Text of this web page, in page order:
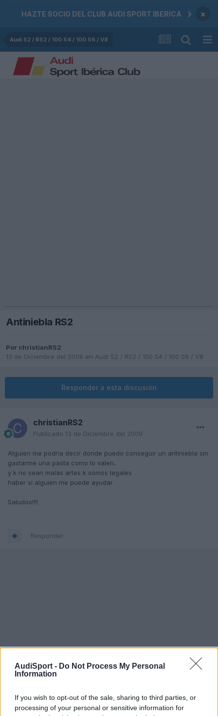
AudiSport - Do Not Process My Personal
Information
If you wish to opt-out of the sale, sharing to third parties, or
processing of your personal or sensitive information for
HAZTE SOCIO DEL CLUB AUDI SPORT IBERICA ×
Audi S2 / RS2 / 100 S4 / 100 S6 / V8
Antiniebla RS2
Por christianRS2
13 de Diciembre del 2009 en Audi S2 / RS2 / 100 S4 / 100 S6 / V8
Responder a esta discusión
christianRS2
Publicado 13 de Diciembre del 2009
Alguien me podria decir donde puedo conseguir un antiniebla sin
gastarme una pasta como lo valen..
y k no sean malas artes k somos legales
haber si alguien me puede ayudar
Saludos!!!!
Responder